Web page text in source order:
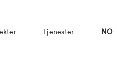
Tjenester NO